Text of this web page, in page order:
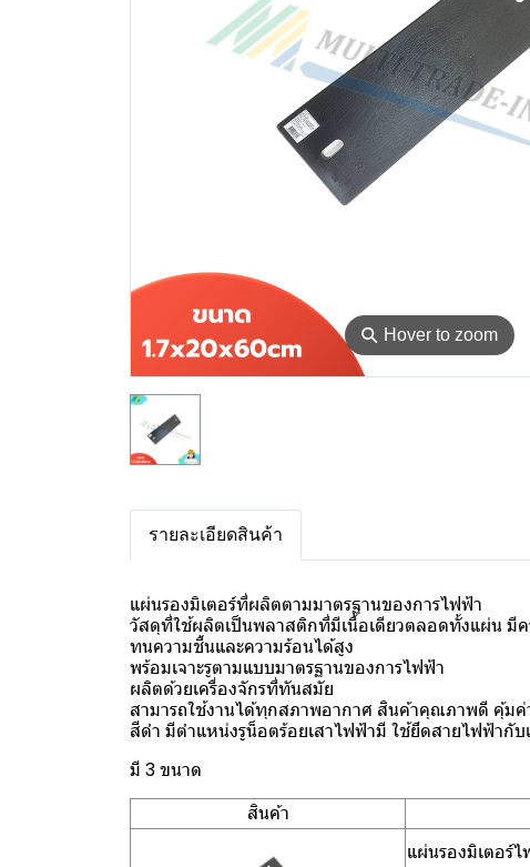
⚲ Hover to zoom
รายละเอียดสินค้า
แผ่นรองมิเตอร์ที่ผลิตตามมาตรฐานของการไฟฟ้า
วัสดุที่ใช้ผลิตเป็นพลาสติกที่มีเนื้อเดียวตลอดทั้งแผ่น มี
ทนความชื้นและความร้อนได้สูง
พร้อมเจาะรูตามแบบมาตรฐานของการไฟฟ้า
ผลิตด้วยเครื่องจักรที่ทันสมัย
สามารถใช้งานได้ทุกสภาพอากาศ สินค้าคุณภาพดี คุ้มค่
สีดำ มีตำแหน่งรูน็อตร้อยเสาไฟฟ้ามี ใช้ยึดสายไฟฟ้ากับ
มี 3 ขนาด
สินค้า
แผ่นรองมิเตอร์